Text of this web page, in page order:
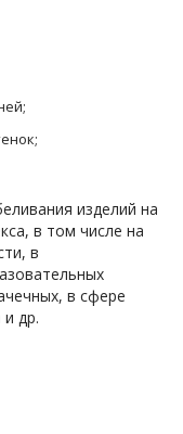
изделий на
в том числе на
в
в сфере
др.